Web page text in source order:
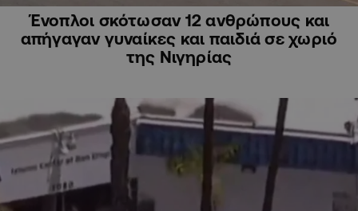
Ένοπλοι σκότωσαν 12 ανθρώπους και
απήγαγαν γυναίκες και παιδιά σε χωριό
της Νιγηρίας